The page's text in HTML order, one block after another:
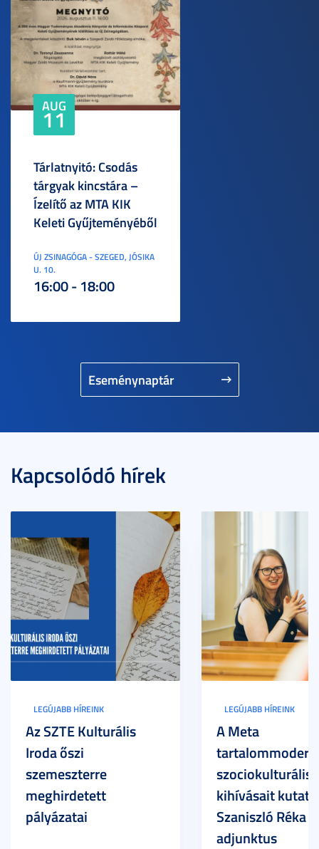
Eseménynaptár
AUG
11
Tárlatnyitó: Csodás
tárgyak kincstára –
Ízelítő az MTA KIK
Keleti Gyűjteményéből
ÚJ ZSINAGÓGA - SZEGED, JÓSIKA
U. 10.
16:00 - 18:00
Kapcsolódó hírek
LEGÚJABB HÍREINK
Az SZTE Kulturális
Iroda őszi
szemeszterre
meghirdetett
pályázatai
LEGÚJABB HÍREINK
A Meta
szociokulturális
kihívásait
Szaniszló Réka
adjunktus